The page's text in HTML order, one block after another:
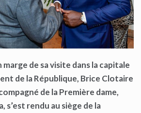
marge de sa visite dans la capitale
de la République, Brice Clotaire
de la Première dame,
s’est rendu au siège de la